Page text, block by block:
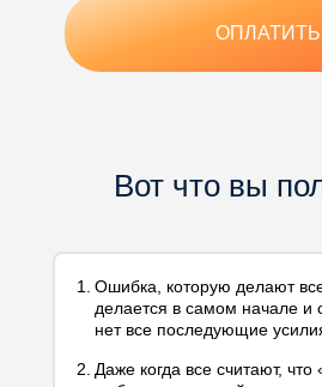
ОПЛАТИТЬ
Вот что вы
Ошибка, которую делают
делается в самом начале и
нет все последующие
Даже когда все считают, что
1.
2.